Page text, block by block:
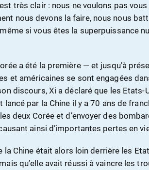
très clair : nous ne voulons pas
nous devons la faire, nous nous
si vous êtes la superpuissance
a été la première — et jusqu’à
et américaines se sont engagées
discours, Xi a déclaré que les Etats-
lancé par la Chine il y a 70 ans de
deux Corée et d’envoyer des
ainsi d’importantes pertes en
la Chine était alors loin derrière les
qu’elle avait réussi à vaincre les